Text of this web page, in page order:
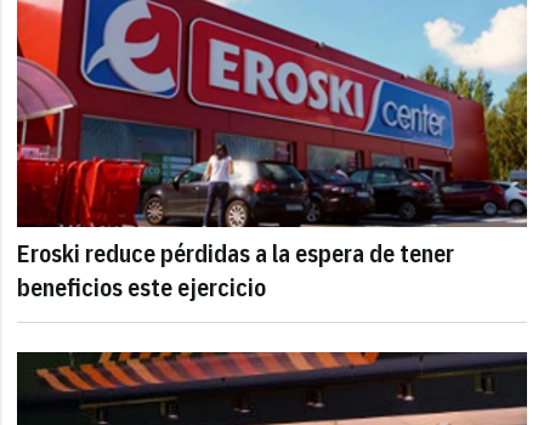
Eroski reduce pérdidas a la espera de tener
beneficios este ejercicio